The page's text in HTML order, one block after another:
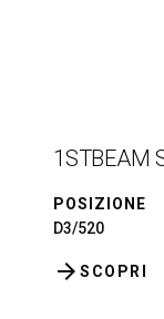
1STBEAM
POSIZIONE
D3/520
SCOPRI
arrow_forward